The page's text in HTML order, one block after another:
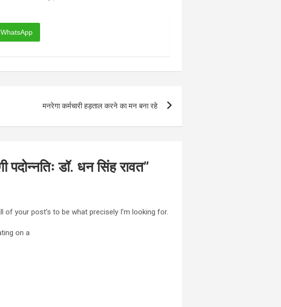
WhatsApp
मनरेगा कर्मचारी हड़ताल करने का मन बना रहे
पदोन्नतिः डॉ. धन सिंह रावत”
your post’s to be what precisely I’m looking for.
on a